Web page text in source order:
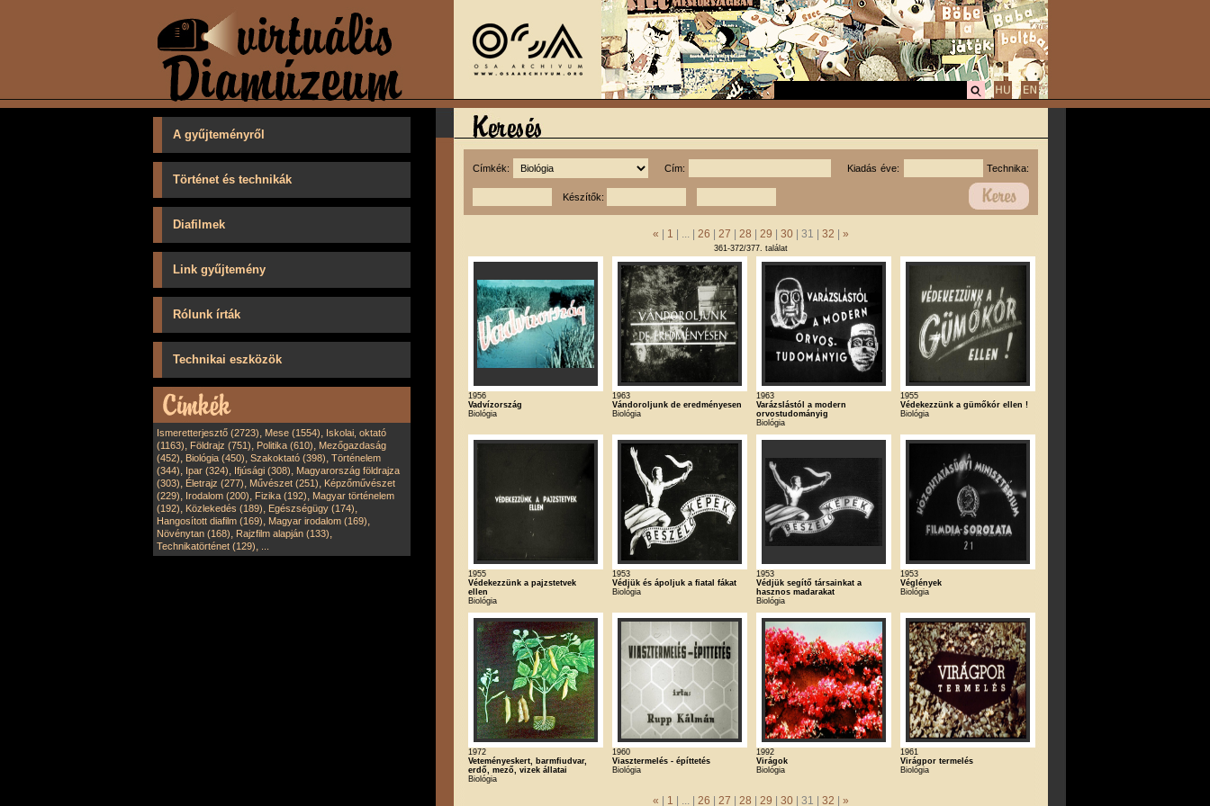
A gyűjteményről
Történet és technikák
Diafilmek
Link gyűjtemény
Rólunk írták
Technikai eszközök
Ismeretterjesztő (2723), Mese (1554), Iskolai, oktató
(1163), Földrajz (751), Politika (610), Mezőgazdaság
(452), Biológia (450), Szakoktató (398), Történelem
(344), Ipar (324), Ifjúsági (308), Magyarország földrajza
(303), Életrajz (277), Művészet (251), Képzőművészet
(229), Irodalom (200), Fizika (192), Magyar történelem
(192), Közlekedés (189), Egészségügy (174),
Hangosított diafilm (169), Magyar irodalom (169),
Növénytan (168), Rajzfilm alapján (133),
Technikatörténet (129),
Címkék: Cím: Kiadás éve: Technika:
Készítők:
« | 1 | ... | 26 | 27 | 28 | 29 | 30 | 31 | 32 | »
361-372/377. találat
1956
Vadvízország
Biológia
1963
Vándoroljunk de eredményesen
Biológia
1963
Varázslástól a modern
orvostudományig
Biológia
1955
Védekezzünk a gümőkór ellen !
Biológia
1955
Védekezzünk a pajzstetvek
ellen
Biológia
1953
Védjük és ápoljuk a fiatal fákat
Biológia
1953
Védjük segítő társainkat a
hasznos madarakat
Biológia
1953
Véglények
Biológia
1972
Veteményeskert, barmfiudvar,
erdő, mező, vizek állatai
Biológia
1960
Viasztermelés - építtetés
Biológia
1992
Virágok
Biológia
1961
Virágpor termelés
Biológia
« | 1 | ... | 26 | 27 | 28 | 29 | 30 | 31 | 32 | »